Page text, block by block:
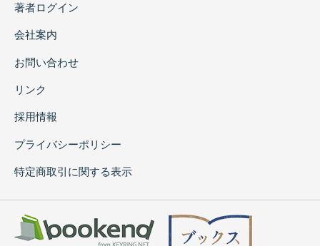
著者ログイン
会社案内
お問い合わせ
リンク
採用情報
プライバシーポリシー
特定商取引に関する表示